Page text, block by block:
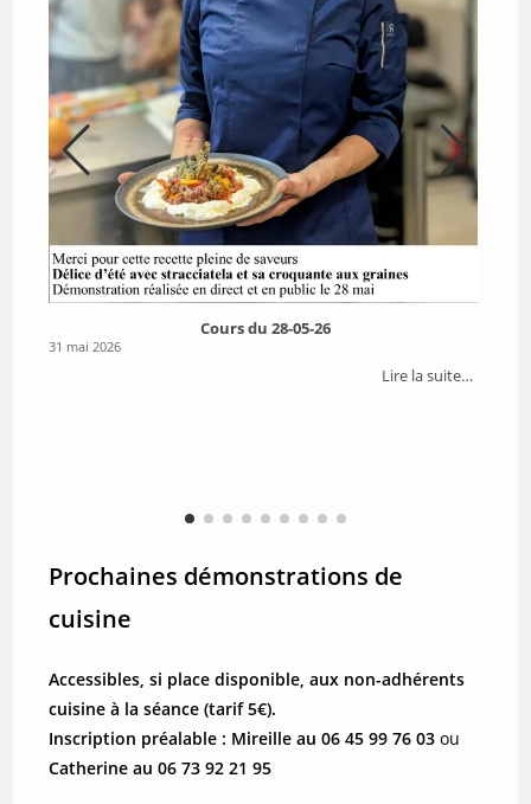
Cours du 28-05-26
31 mai 2026
Lire la suite…
Prochaines démonstrations de
cuisine
Accessibles, si place disponible, aux non-adhérents
cuisine à la séance (tarif 5€).
Inscription préalable : Mireille au 06 45 99 76 03 ou
Catherine au 06 73 92 21 95